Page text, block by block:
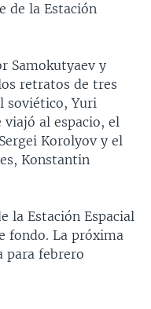
de la Estación
Samokutyaev y
retratos de tres
soviético, Yuri
al espacio, el
Korolyov y el
Konstantin
la Estación Espacial
fondo. La próxima
para febrero